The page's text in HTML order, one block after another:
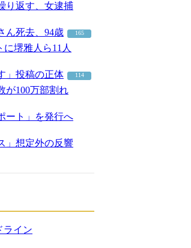
り返す、女逮捕
ん死去、94歳 165
堺雅人ら11人
」投稿の正体 114
が100万部割れ
ート」を発行へ
」想定外の反響
ライン